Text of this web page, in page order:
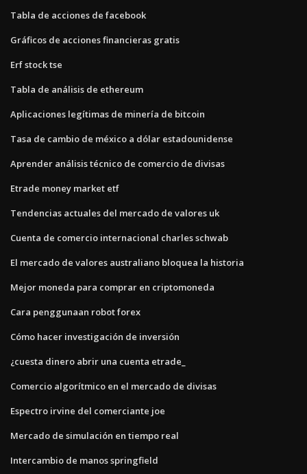
Tabla de acciones de facebook
Gráficos de acciones financieras gratis
Erf stock tse
Tabla de análisis de ethereum
Aplicaciones legítimas de minería de bitcoin
Tasa de cambio de méxico a dólar estadounidense
Aprender análisis técnico de comercio de divisas
Etrade money market etf
Tendencias actuales del mercado de valores uk
Cuenta de comercio internacional charles schwab
El mercado de valores australiano bloquea la historia
Mejor moneda para comprar en criptomoneda
Cara penggunaan robot forex
Cómo hacer investigación de inversión
¿cuesta dinero abrir una cuenta etrade_
Comercio algorítmico en el mercado de divisas
Espectro irvine del comerciante joe
Mercado de simulación en tiempo real
Intercambio de manos springfield